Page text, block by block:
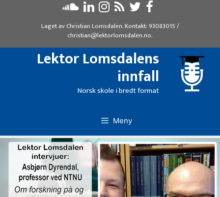
Laget avChristian Lomsdalen. Kontakt: 93083015/
christian@lektorlomsdalen.no.
Lektor Lomsdalens
innfall
Norsk skole i bredt format
Meny